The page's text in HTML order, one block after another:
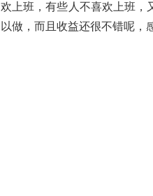
欢上班，有些人不喜欢上班，
以做，而且收益还很不错呢，